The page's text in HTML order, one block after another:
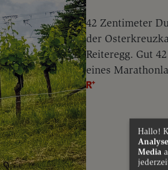
42 Zentimeter
der
Reiteregg. Gut
eines
Hallo!
Media